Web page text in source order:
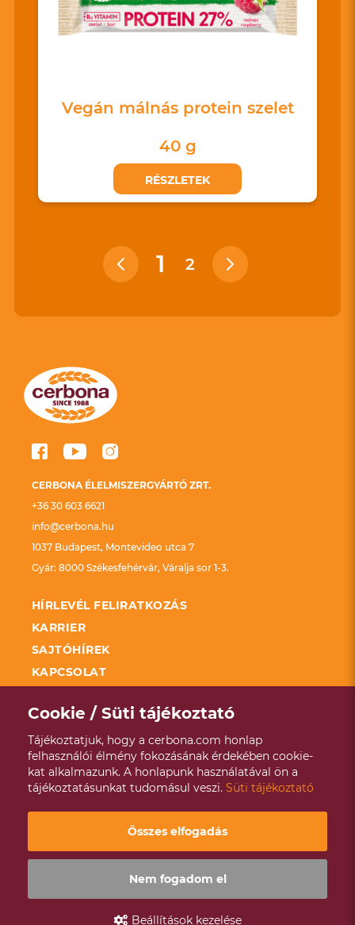
Vegán málnás protein szelet
40 g
RÉSZLETEK
1 2
CERBONA ÉLELMISZERGYÁRTÓ ZRT.
+36 30 603 6621
info@cerbona.hu
1037 Budapest, Montevideo utca 7
Gyár: 8000 Székesfehérvár, Váralja sor 1-3.
HÍRLEVÉL FELIRATKOZÁS
KARRIER
SAJTÓHÍREK
KAPCSOLAT
TÁMOGATÁSA KAP
ADATKEZELÉSI TÁJÉKOZTATÓ
VISSZAÉLÉS BEJELENTÉSI RENDSZER
ÉVES ENERGETIKAI JELENTÉS
Copyright © 2021 - 2026 Cerbona |Designed & Powered by
Cookie / Süti tájékoztató
Tájékoztatjuk, hogy a cerbona.com honlap
felhasználói élmény fokozásának érdekében cookie-
kat alkalmazunk. A honlapunk használatával ön a
tájékoztatásunkat tudomásul veszi. Süti tájékoztató
Összes elfogadás
Nem fogadom el
Beállítások kezelése